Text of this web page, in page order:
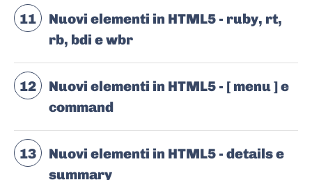
11
Nuovi elementi in HTML5 - ruby, rt,
rb, bdi e wbr
12
Nuovi elementi in HTML5 - [ menu ] e
command
13
Nuovi elementi in HTML5 - details e
summary